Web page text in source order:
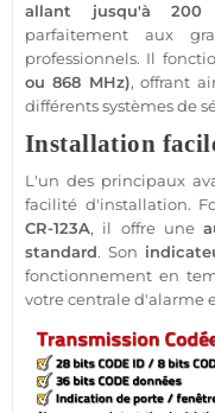
allant jusqu'à 200
parfaitement aux
professionnels. Il
ou868 MHz), offrant
différents systèmes de
Installation
L'un des principaux
facilité d'installation.
CR-123A, il offre une
standard. Son
fonctionnement en
votrecentrale d'alarme